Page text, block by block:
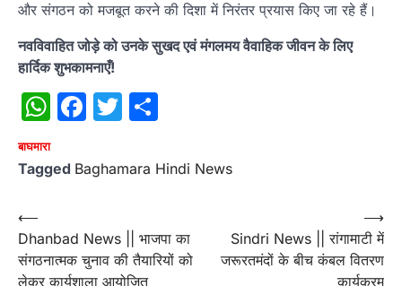
और संगठन को मजबूत करने की दिशा में निरंतर प्रयास किए जा रहे हैं।
नवविवाहित जोड़े को उनके सुखद एवं मंगलमय वैवाहिक जीवन के लिए
हार्दिक शुभकामनाएँ!
WhatsApp
Facebook
Twitter
बाघमारा
Tagged Baghamara Hindi News
Post
navigation
⟵
Dhanbad News || भाजपा का
संगठनात्मक चुनाव की तैयारियों को
लेकर कार्यशाला आयोजित
Sindri News || रांगामाटी में
जरूरतमंदों के बीच कंबल वितरण
कार्यक्रम
⟶